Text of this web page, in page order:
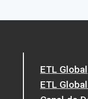
ETL Global
ETL